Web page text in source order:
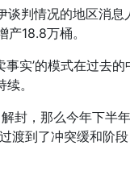
判情况的地区消
18.8万桶。
事实’的模式在过去
。
封，那么今年下半
到了冲突缓和阶